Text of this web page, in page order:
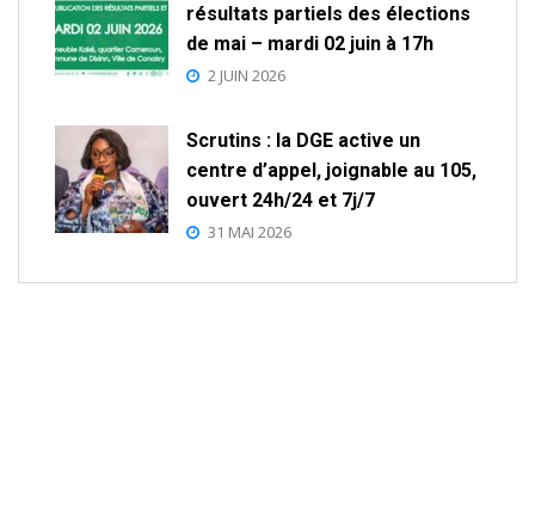
résultats partiels des élections
de mai – mardi 02 juin à 17h
2 JUIN 2026
Scrutins : la DGE active un
centre d’appel, joignable au 105,
ouvert 24h/24 et 7j/7
31 MAI 2026